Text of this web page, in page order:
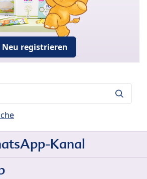
Neu registrieren
Kanal